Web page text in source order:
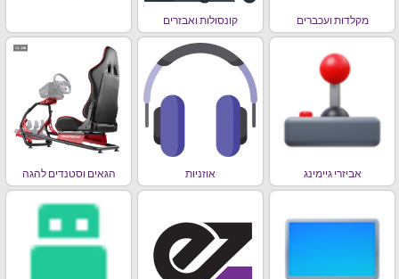
מקלדות ועכברים קונסולות ואבזרים
אביזרי גיימינג אוזניות הגאים וסטנדים להגה